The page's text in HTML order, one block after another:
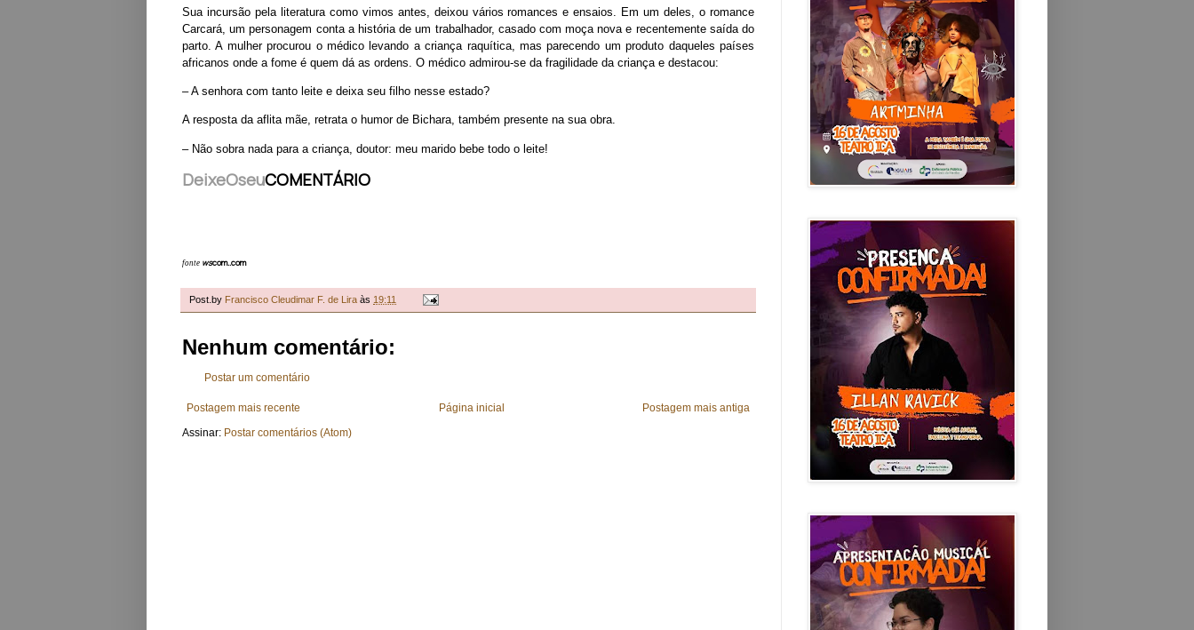
Sua incursão pela literatura como vimos antes, deixou vários romances e ensaios. Em um deles, o romance
Carcará, um personagem conta a história de um trabalhador, casado com moça nova e recentemente saída do
parto. A mulher procurou o médico levando a criança raquítica, mas parecendo um produto daqueles países
africanos onde a fome é quem dá as ordens. O médico admirou-se da fragilidade da criança e destacou:
– A senhora com tanto leite e deixa seu filho nesse estado?
A resposta da aflita mãe, retrata o humor de Bichara, também presente na sua obra.
– Não sobra nada para a criança, doutor: meu marido bebe todo o leite!
DeixeOseuCOMENTÁRIO
fonte wscom..com
Post.by Francisco Cleudimar F. de Lira às 19:11
Nenhum comentário:
Postar um comentário
Postagem mais recente Postagem mais antiga
Página inicial
Assinar: Postar comentários (Atom)